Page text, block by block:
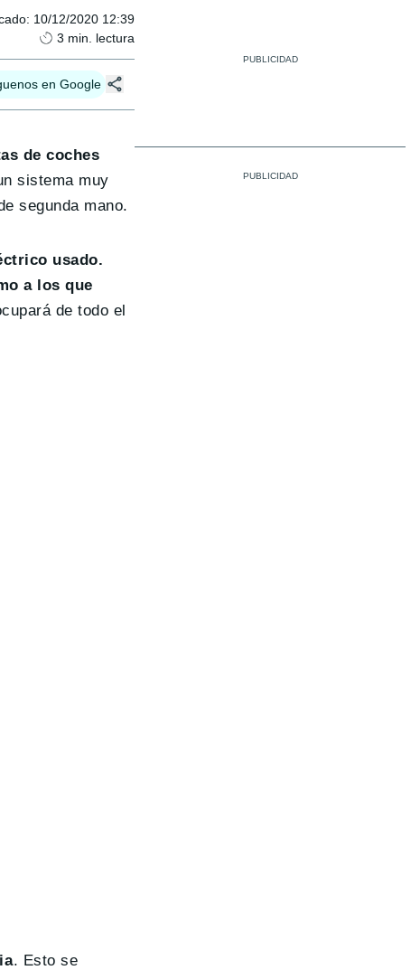
: 10/12/2020 12:39
3 min. lectura
en Google
de coches
sistema muy
segunda mano.
usado.
a los que
de todo el
. Esto se